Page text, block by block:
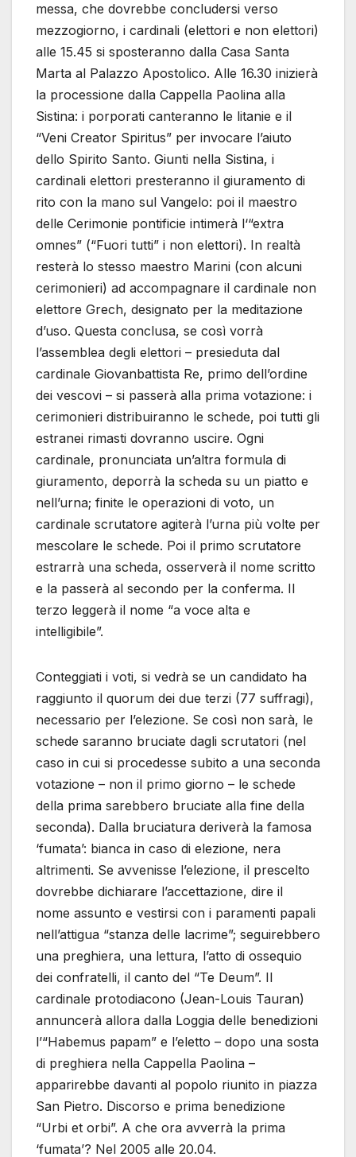
messa, che dovrebbe concludersi verso
mezzogiorno, i cardinali (elettori e non elettori)
alle 15.45 si sposteranno dalla Casa Santa
Marta al Palazzo Apostolico. Alle 16.30 inizierà
la processione dalla Cappella Paolina alla
Sistina: i porporati canteranno le litanie e il
“Veni Creator Spiritus” per invocare l’aiuto
dello Spirito Santo. Giunti nella Sistina, i
cardinali elettori presteranno il giuramento di
rito con la mano sul Vangelo: poi il maestro
delle Cerimonie pontificie intimerà l‘“extra
omnes” (“Fuori tutti” i non elettori). In realtà
resterà lo stesso maestro Marini (con alcuni
cerimonieri) ad accompagnare il cardinale non
elettore Grech, designato per la meditazione
d’uso. Questa conclusa, se così vorrà
l’assemblea degli elettori – presieduta dal
cardinale Giovanbattista Re, primo dell’ordine
dei vescovi – si passerà alla prima votazione: i
cerimonieri distribuiranno le schede, poi tutti gli
estranei rimasti dovranno uscire. Ogni
cardinale, pronunciata un’altra formula di
giuramento, deporrà la scheda su un piatto e
nell’urna; finite le operazioni di voto, un
cardinale scrutatore agiterà l’urna più volte per
mescolare le schede. Poi il primo scrutatore
estrarrà una scheda, osserverà il nome scritto
e la passerà al secondo per la conferma. Il
terzo leggerà il nome “a voce alta e
intelligibile”.
Conteggiati i voti, si vedrà se un candidato ha
raggiunto il quorum dei due terzi (77 suffragi),
necessario per l’elezione. Se così non sarà, le
schede saranno bruciate dagli scrutatori (nel
caso in cui si procedesse subito a una seconda
votazione – non il primo giorno – le schede
della prima sarebbero bruciate alla fine della
seconda). Dalla bruciatura deriverà la famosa
‘fumata’: bianca in caso di elezione, nera
altrimenti. Se avvenisse l’elezione, il prescelto
dovrebbe dichiarare l’accettazione, dire il
nome assunto e vestirsi con i paramenti papali
nell’attigua “stanza delle lacrime”; seguirebbero
una preghiera, una lettura, l’atto di ossequio
dei confratelli, il canto del “Te Deum”. Il
cardinale protodiacono (Jean-Louis Tauran)
annuncerà allora dalla Loggia delle benedizioni
l’“Habemus papam” e l’eletto – dopo una sosta
di preghiera nella Cappella Paolina –
apparirebbe davanti al popolo riunito in piazza
San Pietro. Discorso e prima benedizione
“Urbi et orbi”. A che ora avverrà la prima
‘fumata’? Nel 2005 alle 20.04.